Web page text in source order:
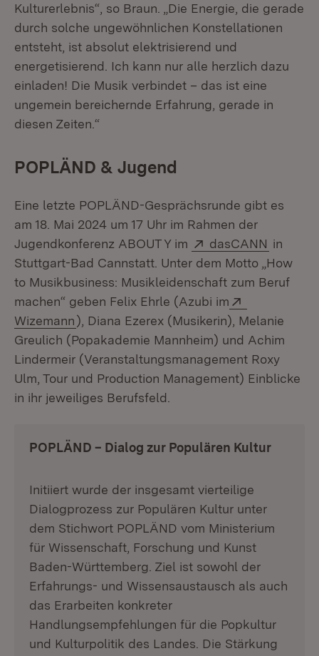
Kulturerlebnis“, so Braun. „Die Energie, die gerade
durch solche ungewöhnlichen Konstellationen
entsteht, ist absolut elektrisierend und
energetisierend. Ich kann nur alle herzlich dazu
einladen! Die Musik verbindet – das ist eine
ungemein bereichernde Erfahrung, gerade in
diesen Zeiten.“
POPLÄND & Jugend
Eine letzte POPLÄND-Gesprächsrunde gibt es
am 18. Mai 2024 um 17 Uhr im Rahmen der
Jugendkonferenz ABOUT Y im
Extern:
dasCANN (Öffnet
in
Stuttgart-Bad Cannstatt. Unter dem Motto „How
to Musikbusiness: Musikleidenschaft zum Beruf
machen“ geben Felix Ehrle (Azubi im
Wizemann(Öffnet in neuem Fenster)
), Diana Ezerex (Musikerin), Melanie
Greulich (Popakademie Mannheim) und Achim
Lindermeir (Veranstaltungsmanagement Roxy
Ulm, Tour und Production Management) Einblicke
in ihr jeweiliges Berufsfeld.
POPLÄND – Dialog zur Populären Kultur
Initiiert wurde der insgesamt vierteilige
Dialogprozess zur Populären Kultur unter
dem Stichwort POPLÄND vom Ministerium
für Wissenschaft, Forschung und Kunst
Baden-Württemberg. Ziel ist sowohl der
Erfahrungs- und Wissensaustausch als auch
das Erarbeiten konkreter
Handlungsempfehlungen für die Popkultur
und Kulturpolitik des Landes. Die Stärkung